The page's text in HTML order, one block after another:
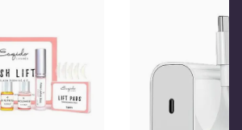
(Live)
(Live)
Do for Love (Live)
(Live)